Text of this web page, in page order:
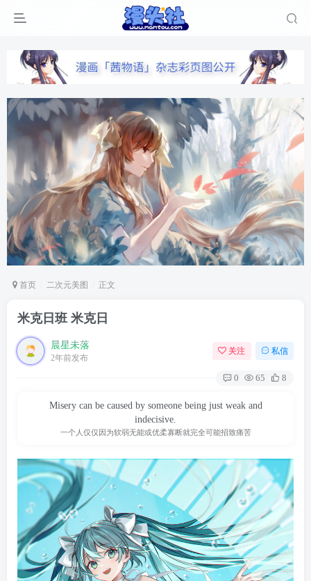
首页 二次元美图 正文
米克日班 米克日
晨星未落
2年前发布
关注 私信
0 65 8
Misery can be caused by someone being just weak and
indecisive.
一个人仅仅因为软弱无能或优柔寡断就完全可能招致痛苦